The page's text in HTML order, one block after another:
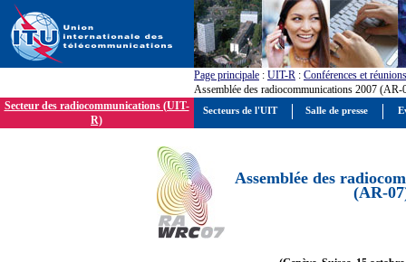
Page principale : UIT-R : Conférences et réunions
Assemblée des radiocommunications 2007 (AR-
Secteur des radiocommunications (UIT-
R)
Assemblée des
(AR-
Secteurs de l'UIT Salle de presse